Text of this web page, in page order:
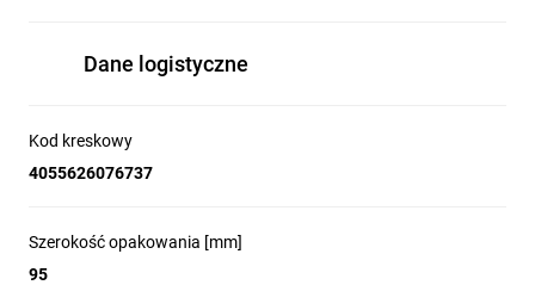
Dane logistyczne
Kod kreskowy
4055626076737
Szerokość opakowania [mm]
95